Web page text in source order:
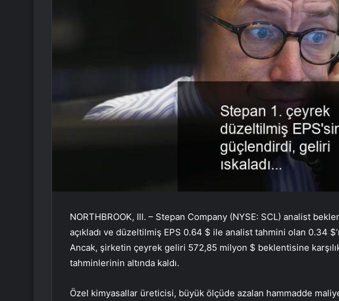
NORTHBROOK, Ill. – Stepan Company (NYSE: SCL) analist
açıkladı ve düzeltilmiş EPS 0.64 $ ile analist tahmini olan 0.34
Ancak, şirketin çeyrek geliri 572,85 milyon $ beklentisine
tahminlerinin altında kaldı.
Özel kimyasallar üreticisi, büyük ölçüde azalan hammadde